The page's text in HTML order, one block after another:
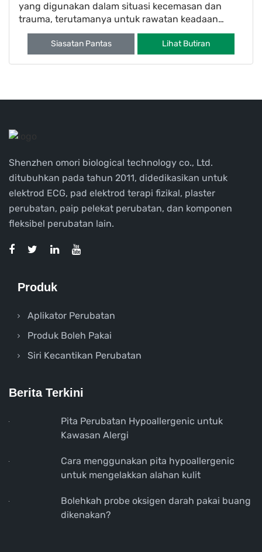
yang digunakan dalam situasi kecemasan dan
trauma, terutamanya untuk rawatan keadaan
seperti pneumotoraks (colla
Siasatan Pantas Lihat Butiran
Shenzhen omori biological technology co., Ltd.
ditubuhkan pada tahun 2011, didedikasikan untuk
elektrod ECG, pad elektrod terapi fizikal, plaster
perubatan, paip pelekat perubatan, dan komponen
fleksibel perubatan lain.
Produk
Aplikator Perubatan
Produk Boleh Pakai
Siri Kecantikan Perubatan
Berita Terkini
Pita Perubatan Hypoallergenic untuk
Kawasan Alergi
Cara menggunakan pita hypoallergenic
untuk mengelakkan alahan kulit
Bolehkah probe oksigen darah pakai buang
dikenakan?